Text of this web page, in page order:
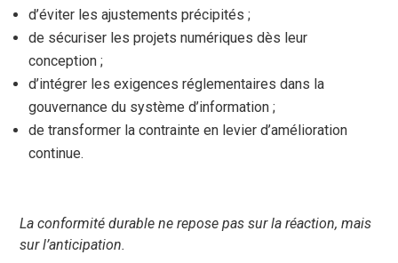
d’éviter les ajustements précipités ;
de sécuriser les projets numériques dès leur
conception ;
d’intégrer les exigences réglementaires dans la
gouvernance du système d’information ;
de transformer la contrainte en levier d’amélioration
continue.
La conformité durable ne repose pas sur la réaction, mais
sur l’anticipation.